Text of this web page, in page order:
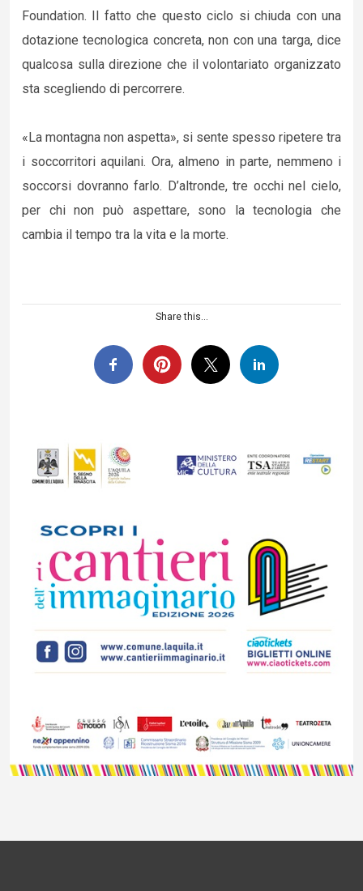
Foundation. Il fatto che questo ciclo si chiuda con una
dotazione tecnologica concreta, non con una targa, dice
qualcosa sulla direzione che il volontariato organizzato
sta scegliendo di percorrere.
«La montagna non aspetta», si sente spesso ripetere tra
i soccorritori aquilani. Ora, almeno in parte, nemmeno i
soccorsi dovranno farlo. D’altronde, tre occhi nel cielo,
per chi non può aspettare, sono la tecnologia che
cambia il tempo tra la vita e la morte.
Share this...